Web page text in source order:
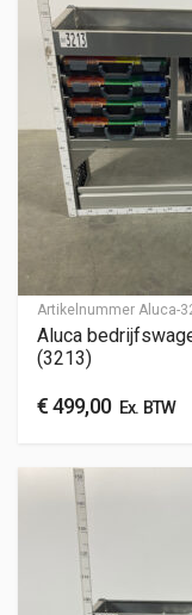
Artikelnummer Aluca-
Aluca
(3213)
€499,00Ex. BTW